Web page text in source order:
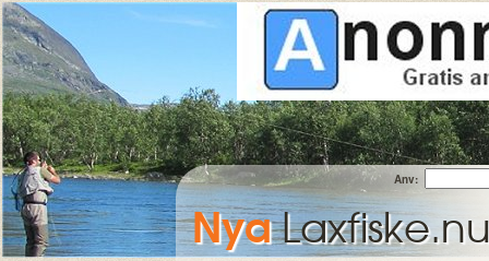
Anv:
Nya